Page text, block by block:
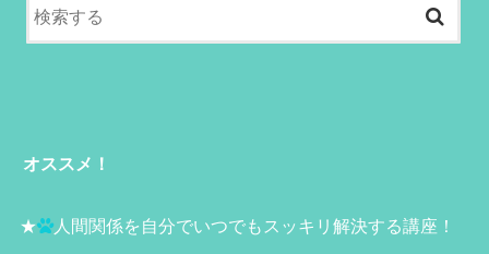
オススメ！
★ 人間関係を自分でいつでもスッキリ解決する講座！